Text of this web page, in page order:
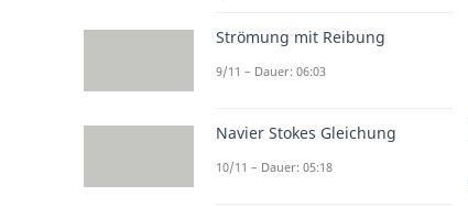
Strömung mit Reibung
9/11 – Dauer: 06:03
Navier Stokes Gleichung
10/11 – Dauer: 05:18